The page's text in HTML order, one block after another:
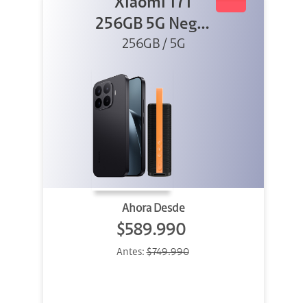
Xiaomi 17T
256GB 5G Negro
+ Sound
256GB / 5G
Ahora Desde
$589.990
Antes:$749.990